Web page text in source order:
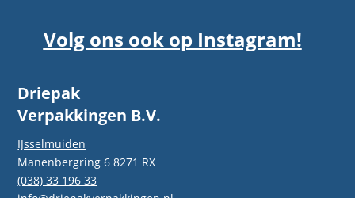
Volg ons ook op Instagram!
Driepak
Verpakkingen B.V.
IJsselmuiden
Manenbergring 6 8271 RX
(038) 33 196 33